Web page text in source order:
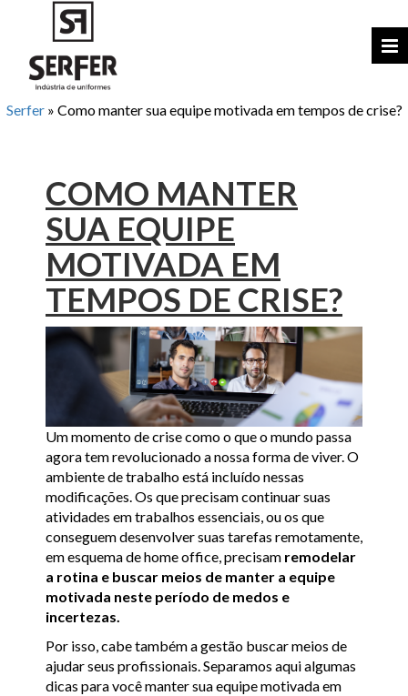
Serfer» Como manter sua equipe motivada em tempos de crise?
COMO MANTER
SUA EQUIPE
MOTIVADA EM
TEMPOS DE CRISE?
Um momento de crise como o que o mundo passa
agora tem revolucionado a nossa forma de viver. O
ambiente de trabalho está incluído nessas
modificações. Os que precisam continuar suas
atividades em trabalhos essenciais, ou os que
conseguem desenvolver suas tarefas remotamente,
em esquema de home office, precisam remodelar
a rotina e buscar meios de manter a equipe
motivada neste período de medos e
incertezas.
Por isso, cabe também a gestão buscar meios de
ajudar seus profissionais. Separamos aqui algumas
dicas para você manter sua equipe motivada em